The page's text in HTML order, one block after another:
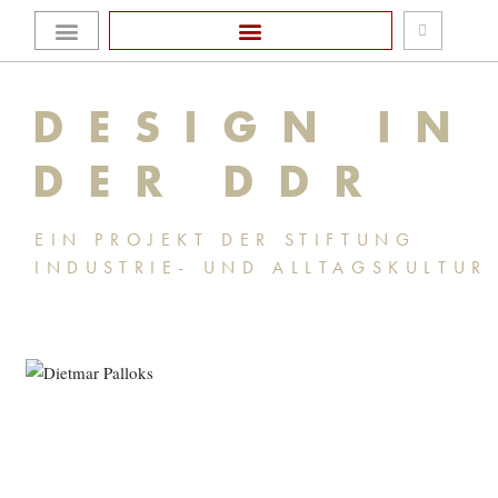
Zum
springen
DESIGN IN
DER DDR
EIN PROJEKT DER STIFTUNG
INDUSTRIE- UND ALLTAGSKULTUR